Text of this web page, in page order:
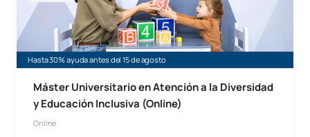
Hasta 30% ayuda antes del 15 de agosto
Máster Universitario en Atención a la Diversidad
y Educación Inclusiva (Online)
Online